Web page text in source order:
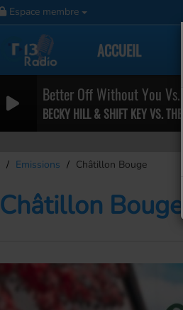
Espace membre
ACCUEIL
Better Off Without You Vs.
BECKY HILL & SHIFT KEY VS.
Emissions Châtillon Bouge
Châtillon Bouge